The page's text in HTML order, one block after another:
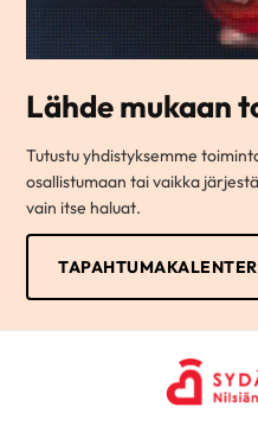
Lähde mukaan
Tutustu yhdistyksemme
osallistumaan tai vaikka
vain itse haluat.